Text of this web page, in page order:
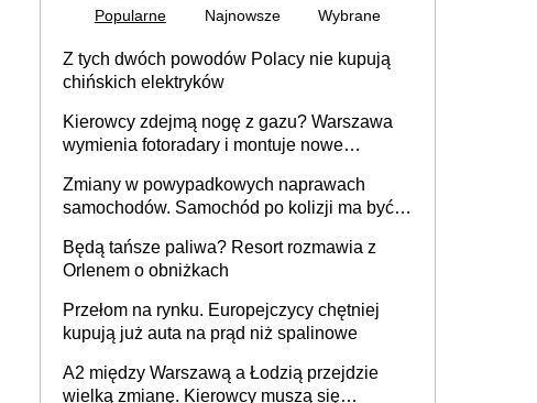
Popularne Najnowsze Wybrane
Z tych dwóch powodów Polacy nie kupują
chińskich elektryków
Kierowcy zdejmą nogę z gazu? Warszawa
wymienia fotoradary i montuje nowe
Zmiany w powypadkowych naprawach
samochodów. Samochód po kolizji ma być
technologią producenta
Będą tańsze paliwa? Resort rozmawia z
Orlenem o obniżkach
Przełom na rynku. Europejczycy chętniej
kupują już auta na prąd niż spalinowe
A2 między Warszawą a Łodzią przejdzie
wielką zmianę. Kierowcy muszą się